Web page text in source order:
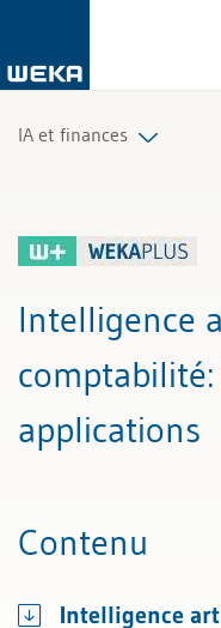
IA et finances
Intelligence
comptabilité
applications
Contenu
Intelligence